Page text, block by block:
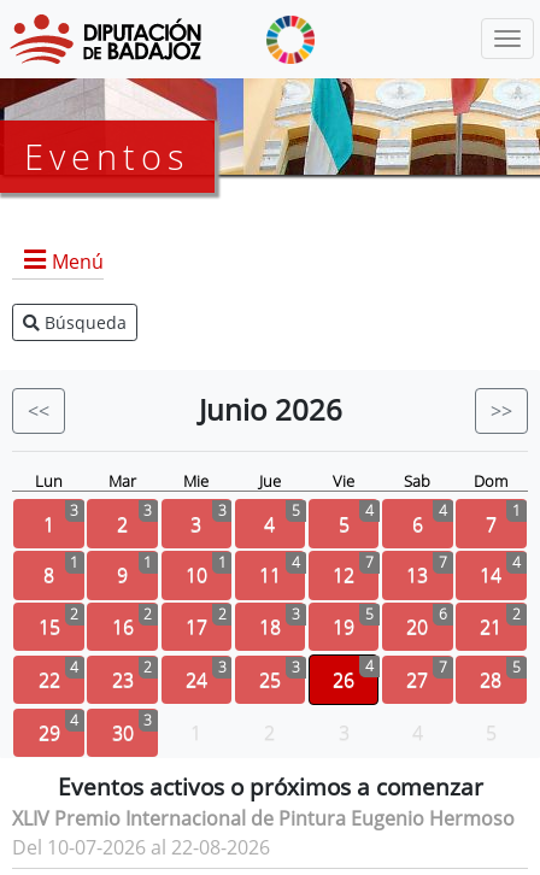
Eventos
Menú
Agenda Presidencia
Eventos
Búsqueda
<< Junio 2026 >>
Lun Mar Mie Jue Vie Sab Dom
1 3 2 3 3 3 4 5 5 4 6 4 7 1
8 1 9 1 10 1 11 4 12 7 13 7 14 4
15 2 16 2 17 2 18 3 19 5 20 6 21 2
22 4 23 2 24 3 25 3 26
4
27 7 28 5
29 4 30 3 1 2 3 4 5
Eventos activos o próximos a comenzar
XLIV Premio Internacional de Pintura Eugenio Hermoso
Del 10-07-2026 al 22-08-2026